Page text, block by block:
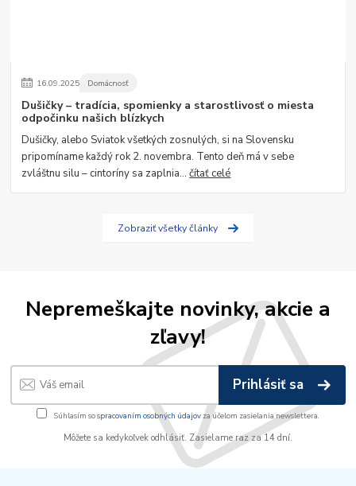
16.09.2025 Domácnosť
Dušičky – tradícia, spomienky a starostlivosť o miesta
odpočinku našich blízkych
Dušičky, alebo Sviatok všetkých zosnulých, si na Slovensku
pripomíname každý rok 2. novembra. Tento deň má v sebe
zvláštnu silu – cintoríny sa zaplnia...čítať celé
Zobraziť všetky články
Nepremeškajte novinky, akcie a
zľavy!
Prihlásiť sa
Súhlasím sospracovaním osobných údajov za účelom zasielania newslettera.
Môžete sa kedykoľvek odhlásiť. Zasielame raz za 14 dní.